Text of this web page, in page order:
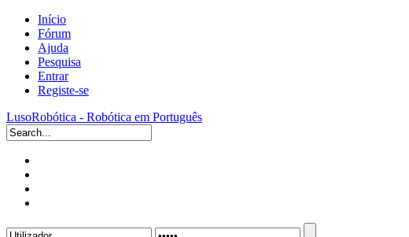
Início
Fórum
Ajuda
Pesquisa
Entrar
Registe-se
LusoRobótica - Robótica em Português